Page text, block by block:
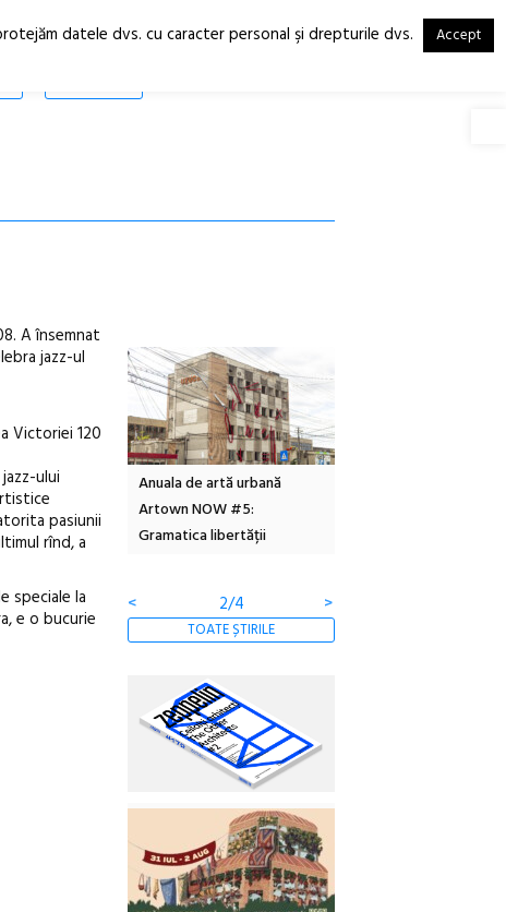
RO
EN
A însemnat
jazz-ul
Victoriei 120
ului
pasiunii
rînd, a
speciale la
e o bucurie
Anuala de artă urbană
Artown NOW #5:
Gramatica libertății
Festivalul Cinemascop
revine la Eforie Sud cu a IX-a
ediție
<
3/4 >
TOATE ȘTIRILE
datele dvs. cu caracter personal şi drepturile dvs. Accept